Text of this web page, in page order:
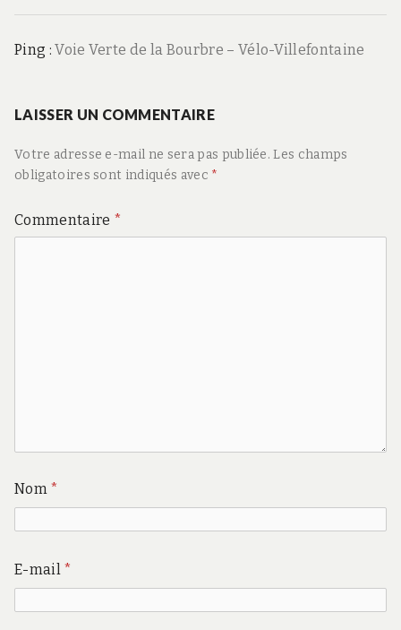
Ping :Voie Verte de la Bourbre – Vélo-Villefontaine
LAISSER UN COMMENTAIRE
Votre adresse e-mail ne sera pas publiée. Les champs
obligatoires sont indiqués avec *
Commentaire *
Nom *
E-mail *